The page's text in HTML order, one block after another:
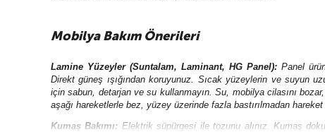
Mobilya Bakım Önerileri
Lamine Yüzeyler (Suntalam, Laminant, HG Panel): Panel
Direkt güneş ışığından koruyunuz. Sıcak yüzeylerin ve suyun
için sabun, detarjan ve su kullanmayın. Su, mobilya cilasını
aşağı hareketlerle bez, yüzey üzerinde fazla bastırılmadan
Kumaş Bakımı: Elektrik süpürgesi ile tozunu alınız. Kumaş